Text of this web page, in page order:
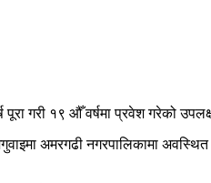
गरी १९ औँ वर्षमा प्रवेश गरेको
अमरगढी नगरपालिकामा